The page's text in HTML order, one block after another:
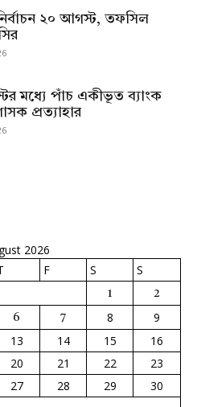
নির্বাচন ২০ আগস্ট, তফসিল
মধ্যে পাঁচ একীভূত ব্যাংক
প্রত্যাহার
2026
F S S
1 2
6 7 8
9
13 14 15
16
20 21 22
23
27 28 29
30